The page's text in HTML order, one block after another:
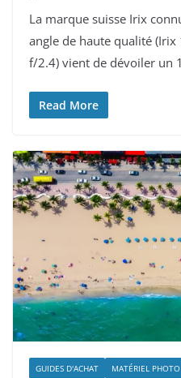
La marque suisse Irix
angle de haute qualité
f/2.4) vient de dévoiler un
Read More
GUIDES D'ACHAT MATÉRIEL PHOTO